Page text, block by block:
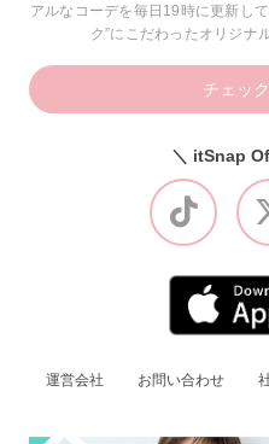
アルなコーデを毎日19時に更新し
ク”にこだわったオリジナ
チェッ
＼ itSnap
運営会社 お問い合わせ